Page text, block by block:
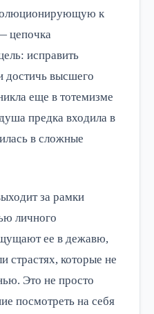
к
цепочка
исправить
достичь высшего
еще в тотемизме
предка входила в
в сложные
за рамки
личного
ее в дежавю,
страстях, которые не
Это не просто
посмотреть на себя